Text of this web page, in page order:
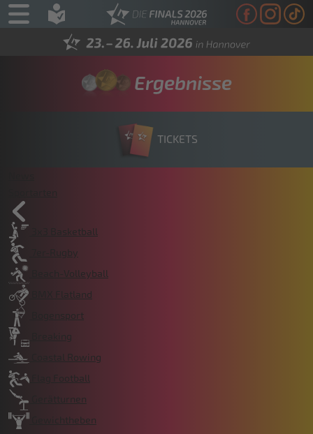
Ergebnisse
TICKETS
3x3 Basketball
7er-Rugby
Beach-Volleyball
BMX Flatland
Bogensport
Breaking
Coastal Rowing
Flag Football
Gerätturnen
Gewichtheben